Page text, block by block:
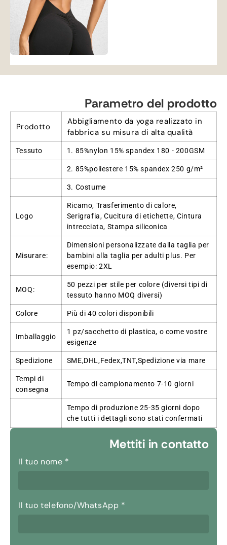
Parametro del prodotto
Prodotto
Abbigliamento da yoga realizzato in
fabbrica su misura di alta qualità
Tessuto 1. 85%nylon 15% spandex 180 - 200GSM
2. 85%poliestere 15% spandex 250 g/m²
3. Costume
Logo
Ricamo, Trasferimento di calore,
Serigrafia, Cucitura di etichette, Cintura
intrecciata, Stampa siliconica
Misurare:
Dimensioni personalizzate dalla taglia per
bambini alla taglia per adulti plus. Per
esempio: 2XL
MOQ:
50 pezzi per stile per colore (diversi tipi di
tessuto hanno MOQ diversi)
Colore Più di 40 colori disponibili
Imballaggio
1 pz/sacchetto di plastica, o come vostre
esigenze
Spedizione SME,DHL,Fedex,TNT,Spedizione via mare
Tempi di
consegna
Tempo di campionamento 7-10 giorni
Tempo di produzione 25-35 giorni dopo
che tutti i dettagli sono stati confermati
Mettiti in contatto
Il tuo nome *
Il tuo telefono/WhatsApp *